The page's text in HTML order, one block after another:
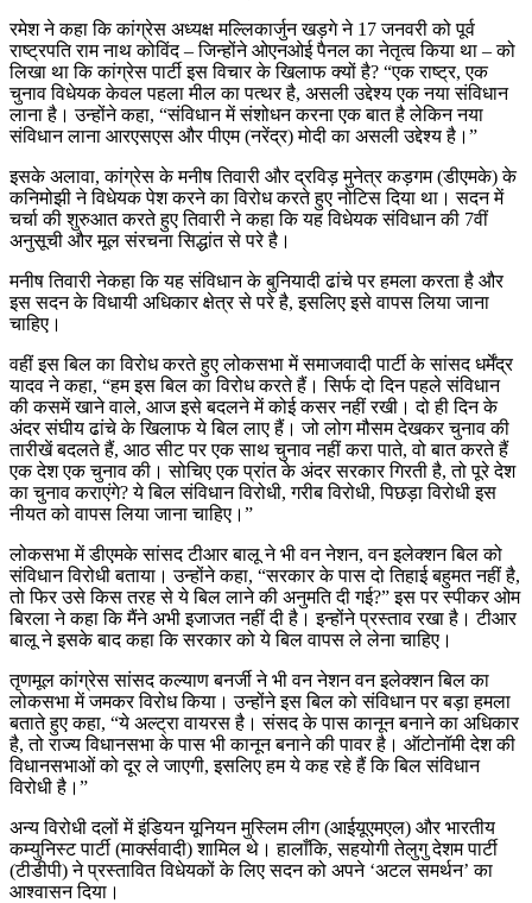
रमेश ने कहा कि कांग्रेस अध्यक्ष मल्लिकार्जुन खड़गे ने 17 जनवरी को पूर्व
राष्ट्रपति राम नाथ कोविंद – जिन्होंने ओएनओई पैनल का नेतृत्व किया था – को
लिखा था कि कांग्रेस पार्टी इस विचार के खिलाफ क्यों है? “एक राष्ट्र, एक
चुनाव विधेयक केवल पहला मील का पत्थर है, असली उद्देश्य एक नया संविधान
लाना है। उन्होंने कहा, “संविधान में संशोधन करना एक बात है लेकिन नया
संविधान लाना आरएसएस और पीएम (नरेंद्र) मोदी का असली उद्देश्य है।”
इसके अलावा, कांग्रेस के मनीष तिवारी और द्रविड़ मुनेत्र कड़गम (डीएमके) के
कनिमोझी ने विधेयक पेश करने का विरोध करते हुए नोटिस दिया था। सदन में
चर्चा की शुरुआत करते हुए तिवारी ने कहा कि यह विधेयक संविधान की 7वीं
अनुसूची और मूल संरचना सिद्धांत से परे है।
मनीष तिवारी नेकहा कि यह संविधान के बुनियादी ढांचे पर हमला करता है और
इस सदन के विधायी अधिकार क्षेत्र से परे है, इसलिए इसे वापस लिया जाना
चाहिए।
वहीं इस बिल का विरोध करते हुए लोकसभा में समाजवादी पार्टी के सांसद धर्मेंद्र
यादव ने कहा, “हम इस बिल का विरोध करते हैं। सिर्फ दो दिन पहले संविधान
की कसमें खाने वाले, आज इसे बदलने में कोई कसर नहीं रखी। दो ही दिन के
अंदर संघीय ढांचे के खिलाफ ये बिल लाए हैं। जो लोग मौसम देखकर चुनाव की
तारीखें बदलते हैं, आठ सीट पर एक साथ चुनाव नहीं करा पाते, वो बात करते हैं
एक देश एक चुनाव की। सोचिए एक प्रांत के अंदर सरकार गिरती है, तो पूरे देश
का चुनाव कराएंगे? ये बिल संविधान विरोधी, गरीब विरोधी, पिछड़ा विरोधी इस
नीयत को वापस लिया जाना चाहिए।”
लोकसभा में डीएमके सांसद टीआर बालू ने भी वन नेशन, वन इलेक्शन बिल को
संविधान विरोधी बताया। उन्होंने कहा, “सरकार के पास दो तिहाई बहुमत नहीं है,
तो फिर उसे किस तरह से ये बिल लाने की अनुमति दी गई?” इस पर स्पीकर ओम
बिरला ने कहा कि मैंने अभी इजाजत नहीं दी है। इन्होंने प्रस्ताव रखा है। टीआर
बालू ने इसके बाद कहा कि सरकार को ये बिल वापस ले लेना चाहिए।
तृणमूल कांग्रेस सांसद कल्याण बनर्जी ने भी वन नेशन वन इलेक्शन बिल का
लोकसभा में जमकर विरोध किया। उन्‍होंने इस बिल को संविधान पर बड़ा हमला
बताते हुए कहा, “ये अल्ट्रा वायरस है। संसद के पास कानून बनाने का अधिकार
है, तो राज्य विधानसभा के पास भी कानून बनाने की पावर है। ऑटोनॉमी देश की
विधानसभाओं को दूर ले जाएगी, इसलिए हम ये कह रहे हैं कि बिल संविधान
विरोधी है।”
अन्य विरोधी दलों में इंडियन यूनियन मुस्लिम लीग (आईयूएमएल) और भारतीय
कम्युनिस्ट पार्टी (मार्क्सवादी) शामिल थे। हालाँकि, सहयोगी तेलुगु देशम पार्टी
(टीडीपी) ने प्रस्तावित विधेयकों के लिए सदन को अपने ‘अटल समर्थन’ का
आश्वासन दिया।